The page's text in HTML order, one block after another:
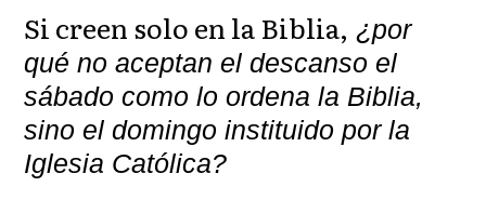
Si creen solo en la Biblia, ¿por
qué no aceptan el descanso el
sábado como lo ordena la Biblia,
sino el domingo instituido por la
Iglesia Católica?